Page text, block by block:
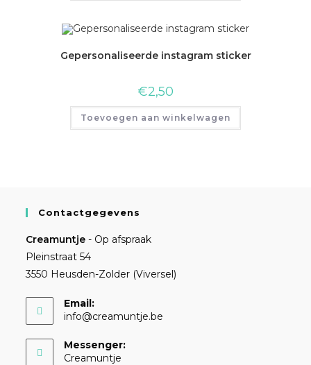
Gepersonaliseerde instagram sticker
€2,50
Toevoegen aan winkelwagen
Contactgegevens
Creamuntje - Op afspraak
Pleinstraat 54
3550 Heusden-Zolder (Viversel)
Email:
info@creamuntje.be
Messenger:
Creamuntje